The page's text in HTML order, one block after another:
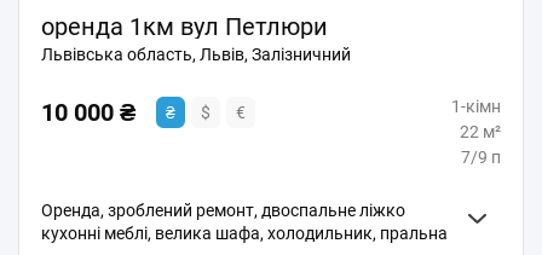
оренда 1км вул Петлюри
Львівська область, Львів, Залізничний
10 000 ₴ ₴ $ €
1-кімн
22 м²
7/9 п
Оренда, зроблений ремонт, двоспальне ліжко
кухонні меблі, велика шафа, холодильник, пральна